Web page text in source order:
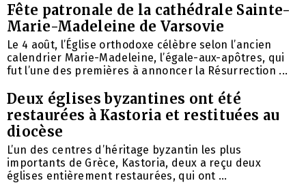
Fête patronale de la cathédrale Sainte-
Marie-Madeleine de Varsovie
Le 4 août, l’Église orthodoxe célèbre selon l’ancien
calendrier Marie-Madeleine, l’égale-aux-apôtres, qui
fut l’une des premières à annoncer la Résurrection ...
Deux églises byzantines ont été
restaurées à Kastoria et restituées au
diocèse
L’un des centres d’héritage byzantin les plus
importants de Grèce, Kastoria, deux a reçu deux
églises entièrement restaurées, qui ont ...